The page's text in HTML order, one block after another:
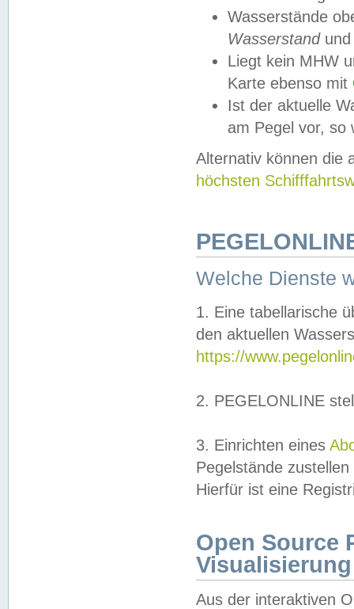
Wasserstände
Wasserstandund
Liegt kein MHW
Karte ebenso mit
Ist der aktuelle
am Pegel vor,
Alternativ können die
höchsten
Welche Dienste
1. Eine tabellarische
den aktuellen
https://
2. PEGELONLINE
3. Einrichten eines
Pegelstände
Hierfür ist eine
Open Source
Visualisierung
Aus der interaktiven